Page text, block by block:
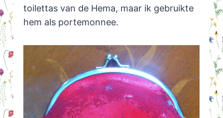
toilettas van de Hema, maar ik gebruikte
hem als portemonnee.